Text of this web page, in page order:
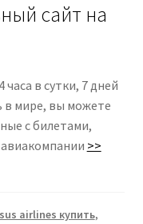
сайт на
в сутки, 7 дней
в мире, вы можете
с билетами,
>>
airlines купить,